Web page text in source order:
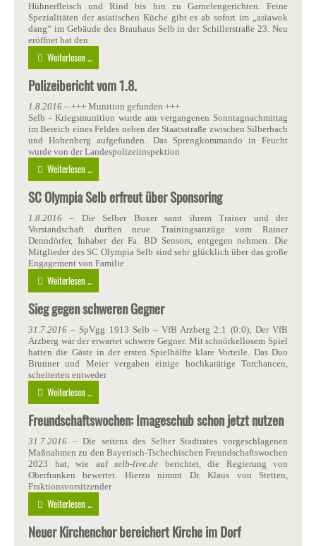
Hühnerfleisch und Rind bis hin zu Garnelengerichten. Feine
Spezialitäten der asiatischen Küche gibt es ab sofort im „asiawok
dang“ im Gebäude des Brauhaus Selb in der Schillerstraße 23. Neu
eröffnet hat den
Weiterlesen ...
Polizeibericht vom 1.8.
1.8.2016 – +++ Munition gefunden +++
Selb - Kriegsmunition wurde am vergangenen Sonntagnachmittag
im Bereich eines Feldes neben der Staatsstraße zwischen Silberbach
und Hohenberg aufgefunden. Das Sprengkommando in Feucht
wurde von der Landespolizeiinspektion
Weiterlesen ...
SC Olympia Selb erfreut über Sponsoring
1.8.2016 – Die Selber Boxer samt ihrem Trainer und der
Vorstandschaft durften neue Trainingsanzüge vom Rainer
Denndörfer, Inhaber der Fa. BD Sensors, entgegen nehmen. Die
Mitglieder des SC Olympia Selb sind sehr glücklich über das große
Engagement von Familie
Weiterlesen ...
Sieg gegen schweren Gegner
31.7.2016 – SpVgg 1913 Selb – VfB Arzberg 2:1 (0:0); Der VfB
Arzberg war der erwartet schwere Gegner. Mit schnörkellosem Spiel
hatten die Gäste in der ersten Spielhälfte klare Vorteile. Das Duo
Brunner und Meier vergaben einige hochkarätige Torchancen,
scheiterten entweder
Weiterlesen ...
Freundschaftswochen: Imageschub schon jetzt nutzen
31.7.2016 – Die seitens des Selber Stadtrates vorgeschlagenen
Maßnahmen zu den Bayerisch-Tschechischen Freundschaftswochen
2023 hat, wie auf selb-live.de berichtet, die Regierung von
Oberfranken bewertet. Hierzu nimmt Dr. Klaus von Stetten,
Fraktionsvorsitzender
Weiterlesen ...
Neuer Kirchenchor bereichert Kirche im Dorf